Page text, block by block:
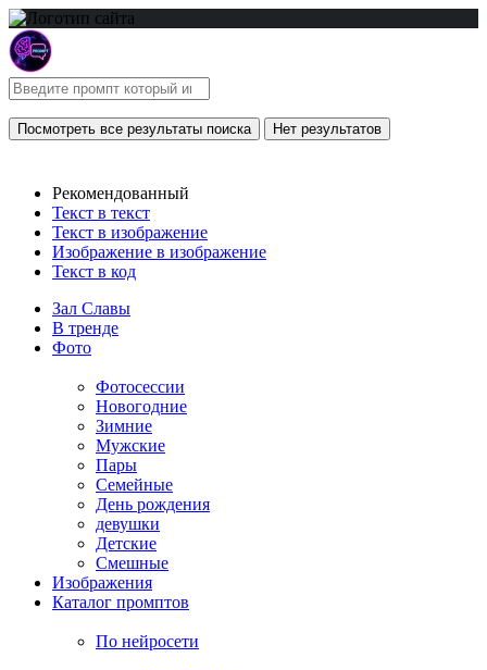
Посмотреть все результаты поиска Нет результатов
Рекомендованный
Текст в текст
Текст в изображение
Изображение в изображение
Текст в код
Зал Славы
В тренде
Фото
Фотосессии
Новогодние
Зимние
Мужские
Пары
Семейные
День рождения
девушки
Детские
Смешные
Изображения
Каталог промптов
По нейросети